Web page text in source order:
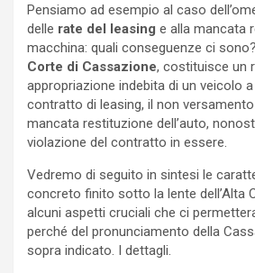
Pensiamo ad esempio al caso
delle rate del leasing e alla mancata
macchina: quali conseguenze ci
Corte di Cassazione, costituisce un
appropriazione indebita di un veicolo
contratto di leasing, il non
mancata restituzione dell’auto,
violazione del contratto in essere.
Vedremo di seguito in sintesi le
concreto finito sotto la lente dell’Alta
alcuni aspetti cruciali che ci
perché del pronunciamento della
sopra indicato. I dettagli.